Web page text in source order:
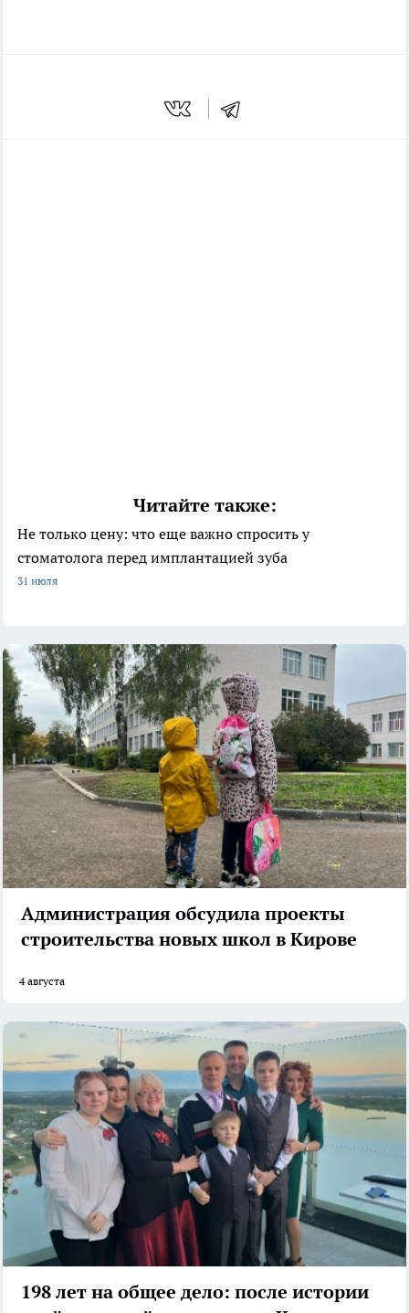
Читайте также:
Не только цену: что еще важно спросить у
стоматолога перед имплантацией зуба
31 июля
Администрация обсудила проекты
строительства новых школ в Кирове
4 августа
198 лет на общее дело: после истории